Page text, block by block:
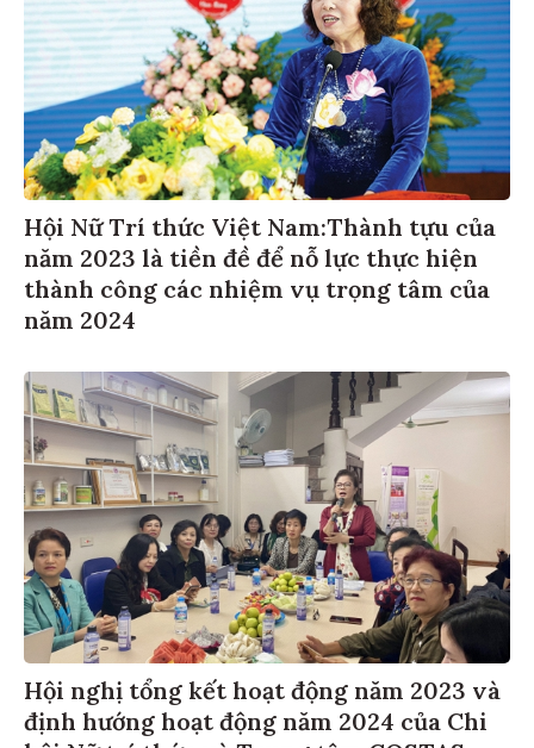
Hội Nữ Trí thức Việt Nam:Thành tựu của
năm 2023 là tiền đề để nỗ lực thực hiện
thành công các nhiệm vụ trọng tâm của
năm 2024
Hội nghị tổng kết hoạt động năm 2023 và
định hướng hoạt động năm 2024 của Chi